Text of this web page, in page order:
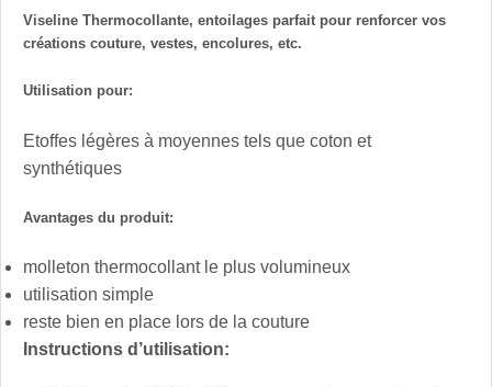
Viseline Thermocollante, entoilages parfait pour renforcer vos
créations couture, vestes, encolures, etc.
Utilisation pour:
Etoffes légères à moyennes tels que coton et
synthétiques
Avantages du produit:
molleton thermocollant le plus volumineux
utilisation simple
reste bien en place lors de la couture
Instructions d’utilisation: